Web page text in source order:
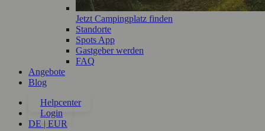
Jetzt Campingplatz finden
Standorte
Spots App
Gastgeber werden
FAQ
Angebote
Blog
Helpcenter
Login
DE | EUR